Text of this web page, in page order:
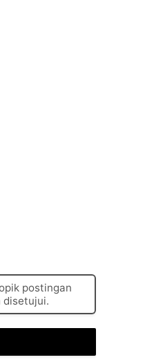
postingan
disetujui.